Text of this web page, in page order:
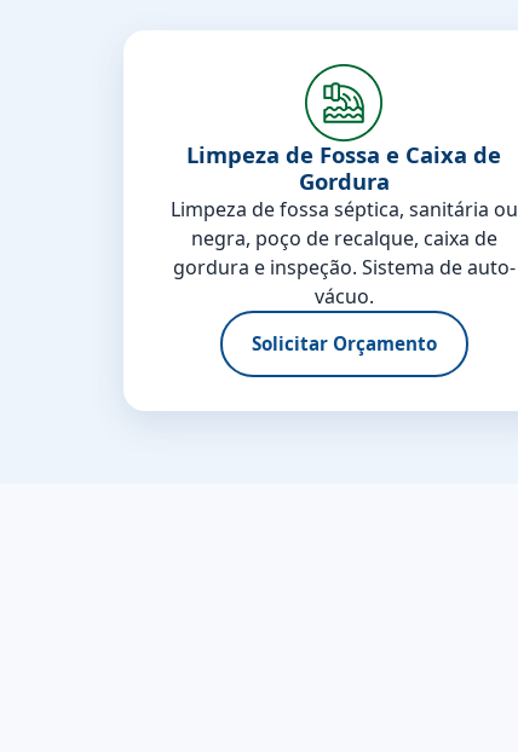
Limpeza de Fossa e Caixa de
Gordura
Limpeza de fossa séptica, sanitária ou
negra, poço de recalque, caixa de
gordura e inspeção. Sistema de auto-
vácuo.
Solicitar Orçamento